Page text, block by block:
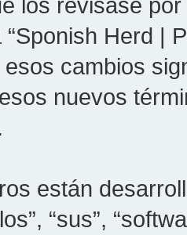
Herd |
cambios
nuevos
están
“sus”,